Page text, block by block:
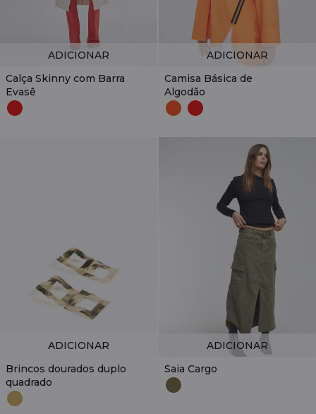
Calça Skinny com Barra
Evasê
ADICIONAR
Camisa Básica de
Algodão
ADICIONAR
Brincos dourados duplo
quadrado
ADICIONAR
Saia Cargo
ADICIONAR